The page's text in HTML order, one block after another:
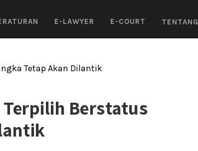
E-LAWYER E-COURT TENTANG
Berstatus